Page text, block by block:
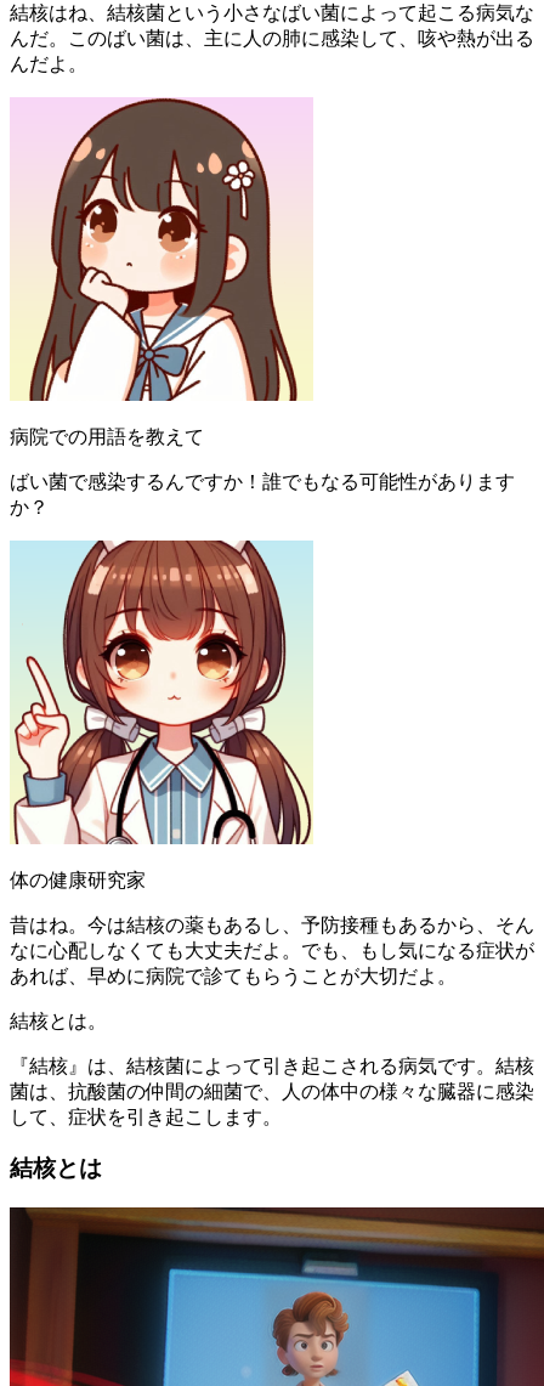
結核はね、結核菌という小さなばい菌によって起こる病気な
んだ。このばい菌は、主に人の肺に感染して、咳や熱が出る
んだよ。
病院での用語を教えて
ばい菌で感染するんですか！誰でもなる可能性があります
か？
体の健康研究家
昔はね。今は結核の薬もあるし、予防接種もあるから、そん
なに心配しなくても大丈夫だよ。でも、もし気になる症状が
あれば、早めに病院で診てもらうことが大切だよ。
結核とは。
『結核』は、結核菌によって引き起こされる病気です。結核
菌は、抗酸菌の仲間の細菌で、人の体中の様々な臓器に感染
して、症状を引き起こします。
結核とは